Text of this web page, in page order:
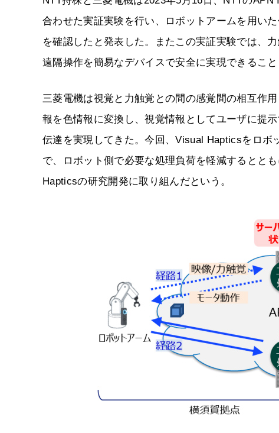
合わせた実証実験を行い、ロボットアームを用い
を確認したと発表した。またこの実証実験では、
遠隔操作を簡易なデバイスで安全に実現できること
三菱電機は視覚と力触覚との間の感覚間の相互作
報を色情報に変換し、視覚情報としてユーザに提
伝達を実現してきた。今回、Visual Hapticsをロボ
で、ロボット側で必要な処理負荷を軽減するとと
Hapticsの研究開発に取り組んだという。